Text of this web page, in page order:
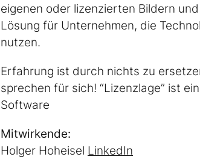
eigenen oder lizenzierten Bildern
Lösung für Unternehmen, die
nutzen.
Erfahrung ist durch nichts zu
sprechen für sich! “Lizenzlage” ist
Software
Mitwirkende:
Holger Hoheisel LinkedIn